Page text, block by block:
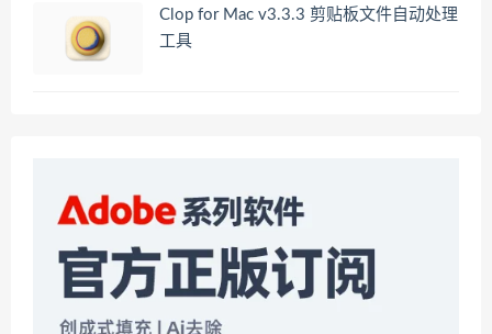
Clop for Mac v3.3.3 剪贴板文件自动处理
工具